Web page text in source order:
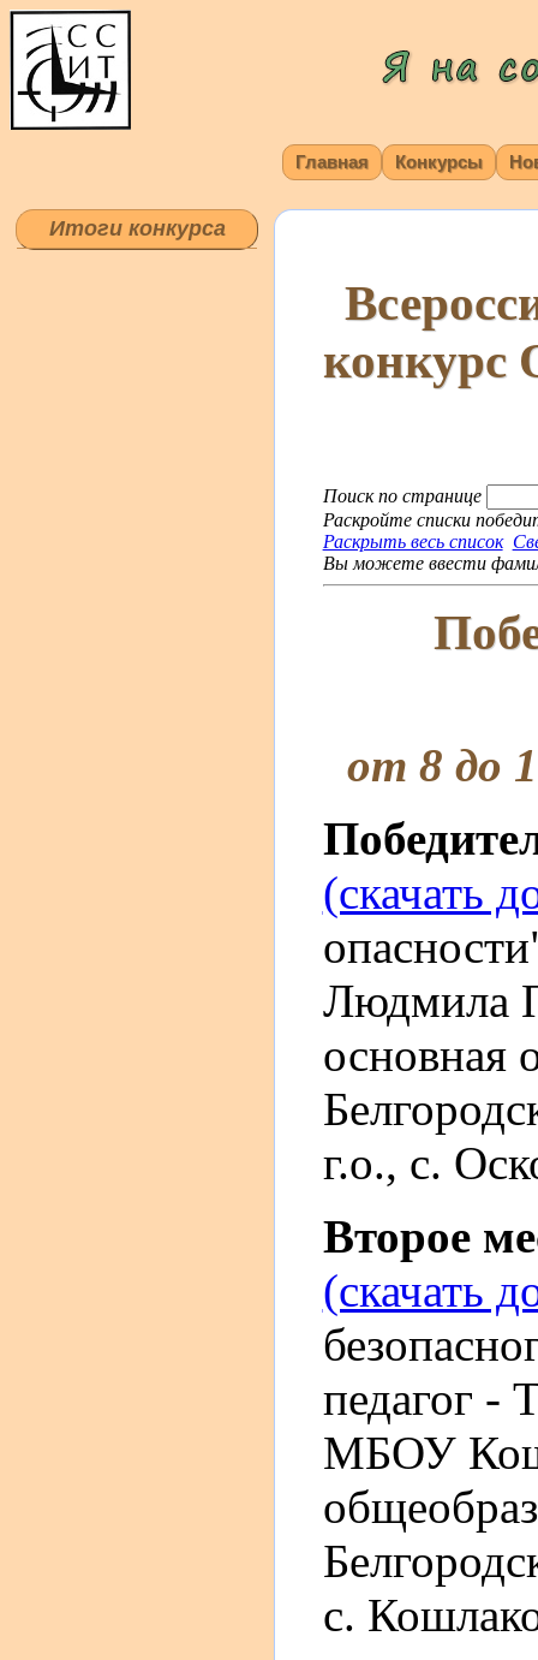
Главная Конкурсы
Итоги конкурса
Поиск по странице
Раскройте списки
Раскрыть весь список
Вы можете ввести
от 8 до
(скачать
Людмила
основная
г.о., c.
Второе
(скачать
педагог -
МБОУ
c.